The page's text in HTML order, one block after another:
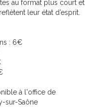
au format plus court et
leur état d’esprit.
: 6€
à l'office de
sur-Saône